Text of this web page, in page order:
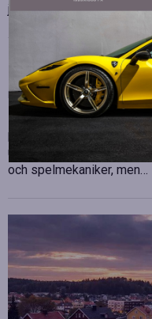
juni 2026 och kommer
Betydelsen av
sport
Publicerad juli 10, 2026
E-sport har utvecklats
professionell disciplin där
utgången av en tävling.
och spelmekaniker, men…